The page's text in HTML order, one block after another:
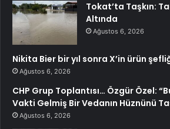
Tokat’ta Taşkın:
Altında
Ağustos 6, 2026
Nikita Bier bir yıl sonra X’in ürün
Ağustos 6, 2026
CHP Grup Toplantısı… Özgür Özel:
Vakti Gelmiş Bir Vedanın Hüznünü
Ağustos 6, 2026